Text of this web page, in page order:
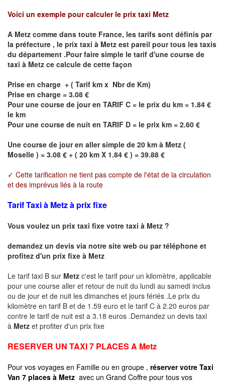
Voici un exemple pour calculer le prix taxi Metz
A Metz comme dans toute France, les tarifs sont définis par
la préfecture , le prix taxi à Metz est pareil pour tous les taxis
du département .Pour faire simple le tarif d'une course de
taxi à Metz ce calcule de cette façon
Prise en charge + ( Tarif km x Nbr de Km)
Prise en charge = 3.08 €
Pour une course de jour en TARIF C = le prix du km = 1.84 €
le km
Pour une course de nuit en TARIF D = le prix km = 2.60 €
Une course de jour en aller simple de 20 km à Metz (
Moselle ) = 3.08 € + ( 20 km X 1.84 € ) = 39.88 €
✓ Cette tarification ne tient pas compte de l'état de la circulation
et des imprévus liés à la route
Tarif Taxi à Metz à prix fixe
Vous voulez un prix taxi fixe votre taxi à Metz ?
demandez un devis via notre site web ou par téléphone et
profitez d'un prix fixe à Metz
Le tarif taxi B sur Metz c'est le tarif pour un kilomètre, applicable
pour une course aller et retour de nuit du lundi au samedi inclus
ou de jour et de nuit les dimanches et jours fériés .Le prix du
kilomètre en tarif B et de 1.59 euro et le tarif C à 2.20 euros par
contre le tarif de nuit est a 3.18 euros .Demandez un devis taxi
à Metz et profiter d'un prix fixe
RESERVER UN TAXI 7 PLACES A Metz
Pour vos voyages en Famille ou en groupe , réserver votre Taxi
Van 7 places à Metz avec un Grand Coffre pour tous vos